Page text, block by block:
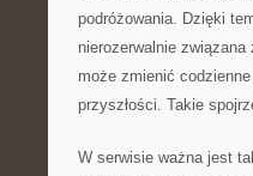
podróżowania. Dzięki
nierozerwalnie
może zmienić
przyszłości. Takie
W serwisie ważna jest